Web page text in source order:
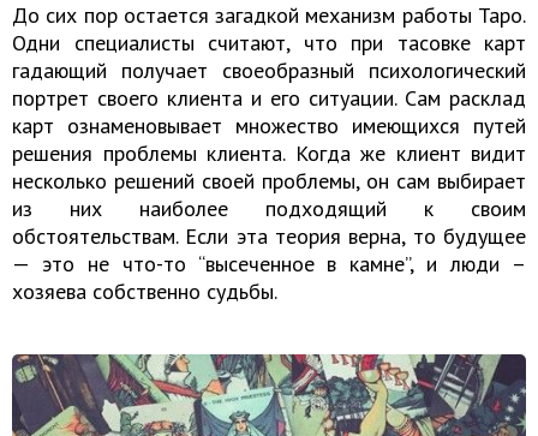
До сих пор остается загадкой механизм работы Таро.
Одни специалисты считают, что при тасовке карт
гадающий получает своеобразный психологический
портрет своего клиента и его ситуации. Сам расклад
карт ознаменовывает множество имеющихся путей
решения проблемы клиента. Когда же клиент видит
несколько решений своей проблемы, он сам выбирает
из них наиболее подходящий к своим
обстоятельствам. Если эта теория верна, то будущее
— это не что-то “высеченное в камне”, и люди –
хозяева собственно судьбы.